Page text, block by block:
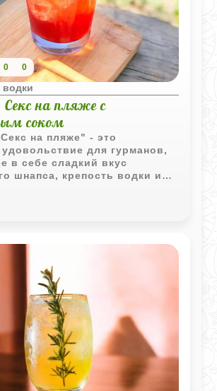
0 0
водки
на пляже с
соком
на пляже" - это
для гурманов,
в себе сладкий вкус
шнапса, крепость водки и
сока. Этот
вкусен, но и имеет
внешний вид,